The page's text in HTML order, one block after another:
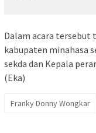
Dalam acara tersebut
kabupaten minahasa
sekda dan Kepala
(Eka)
Franky Donny Wongkar